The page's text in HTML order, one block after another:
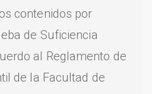
contenidos por
de Suficiencia
al Reglamento de
de la Facultad de